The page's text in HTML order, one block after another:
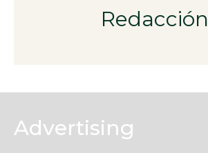
Redacción
Advertising